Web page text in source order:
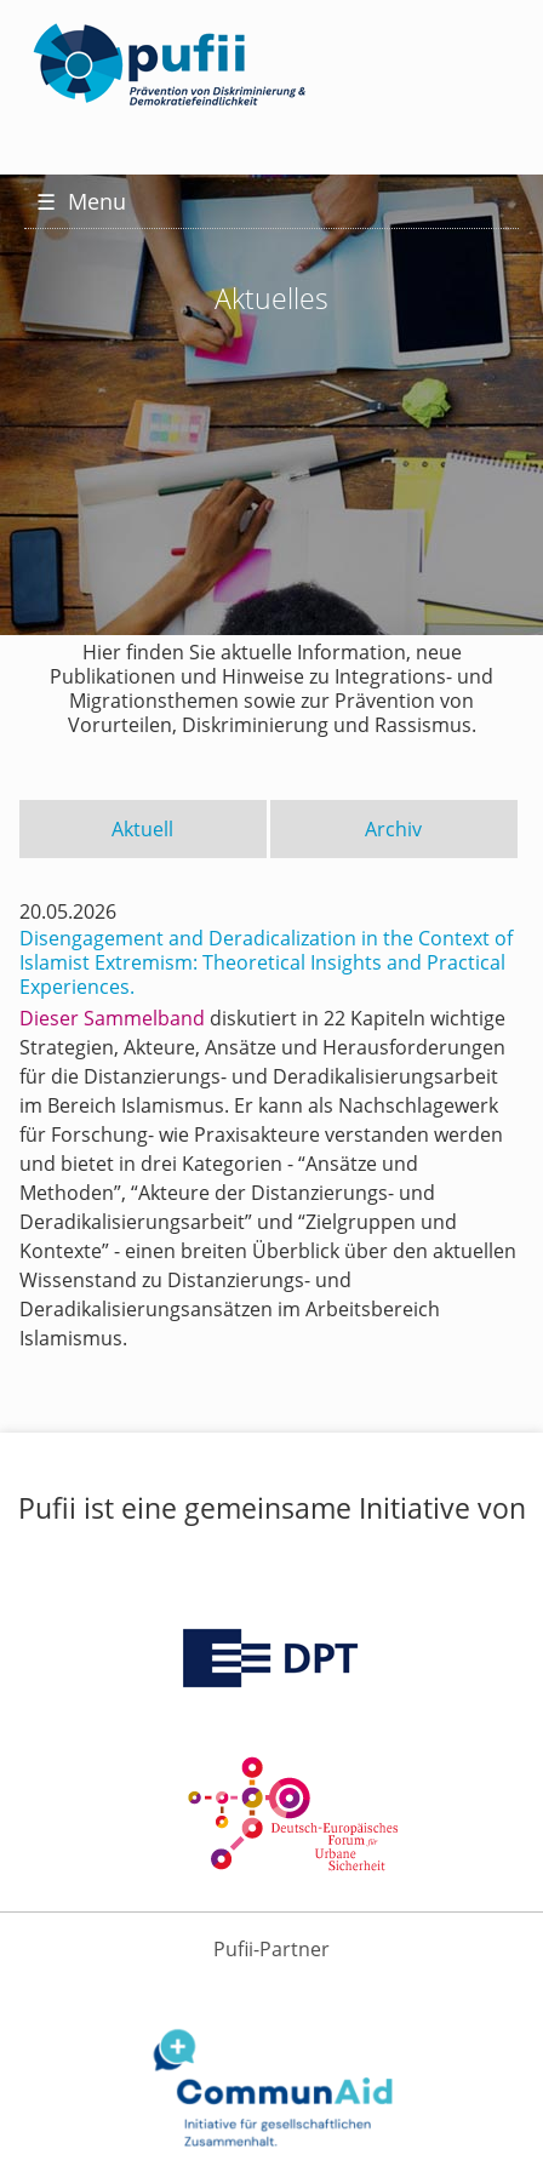
☰ Menu
Aktuelles
Hier finden Sie aktuelle Information, neue
Publikationen und Hinweise zu Integrations- und
Migrationsthemen sowie zur Prävention von
Vorurteilen, Diskriminierung und Rassismus.
Aktuell Archiv
20.05.2026
Disengagement and Deradicalization in the Context of
Islamist Extremism: Theoretical Insights and Practical
Experiences.
Dieser Sammelband diskutiert in 22 Kapiteln wichtige
Strategien, Akteure, Ansätze und Herausforderungen
für die Distanzierungs- und Deradikalisierungsarbeit
im Bereich Islamismus. Er kann als Nachschlagewerk
für Forschung- wie Praxisakteure verstanden werden
und bietet in drei Kategorien - “Ansätze und
Methoden”, “Akteure der Distanzierungs- und
Deradikalisierungsarbeit” und “Zielgruppen und
Kontexte” - einen breiten Überblick über den aktuellen
Wissenstand zu Distanzierungs- und
Deradikalisierungsansätzen im Arbeitsbereich
Islamismus.
Pufii ist eine gemeinsame Initiative von
Pufii-Partner